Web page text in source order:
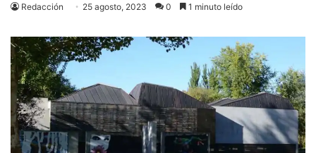
Redacción 25 agosto, 2023 0 1 minuto leído